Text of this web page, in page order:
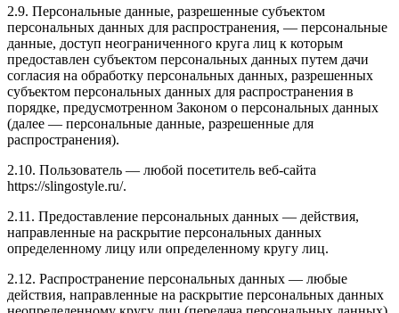
2.9. Персональные данные, разрешенные субъектом
персональных данных для распространения, — персональные
данные, доступ неограниченного круга лиц к которым
предоставлен субъектом персональных данных путем дачи
согласия на обработку персональных данных, разрешенных
субъектом персональных данных для распространения в
порядке, предусмотренном Законом о персональных данных
(далее — персональные данные, разрешенные для
распространения).
2.10. Пользователь — любой посетитель веб-сайта
https://slingostyle.ru/.
2.11. Предоставление персональных данных — действия,
направленные на раскрытие персональных данных
определенному лицу или определенному кругу лиц.
2.12. Распространение персональных данных — любые
действия, направленные на раскрытие персональных данных